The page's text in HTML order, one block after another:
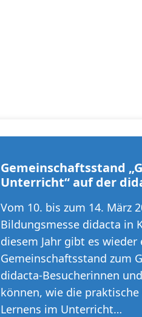
Gemeinschaftsstand
Unterricht“ auf der
Vom 10. bis zum 14. März
Bildungsmesse didacta in
diesem Jahr gibt es wieder
Gemeinschaftsstand zum
didacta-Besucherinnen
können, wie die
Lernens im Unterricht…